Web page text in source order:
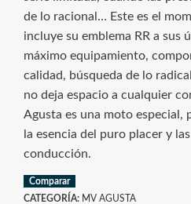
de lo racional… Este es el
incluye su emblema RR a sus
máximo equipamiento,
calidad, búsqueda de lo
no deja espacio a cualquier
Agusta es una moto especial,
la esencia del puro placer y
conducción.
Comparar
CATEGORÍA: MV AGUSTA